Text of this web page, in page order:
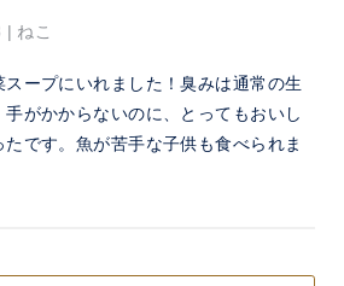
| ねこ
ープにいれました！臭みは通常の生
がかからないのに、とってもおいし
たです。魚が苦手な子供も食べられま